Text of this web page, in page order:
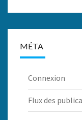
MÉTA
Connexion
Flux des